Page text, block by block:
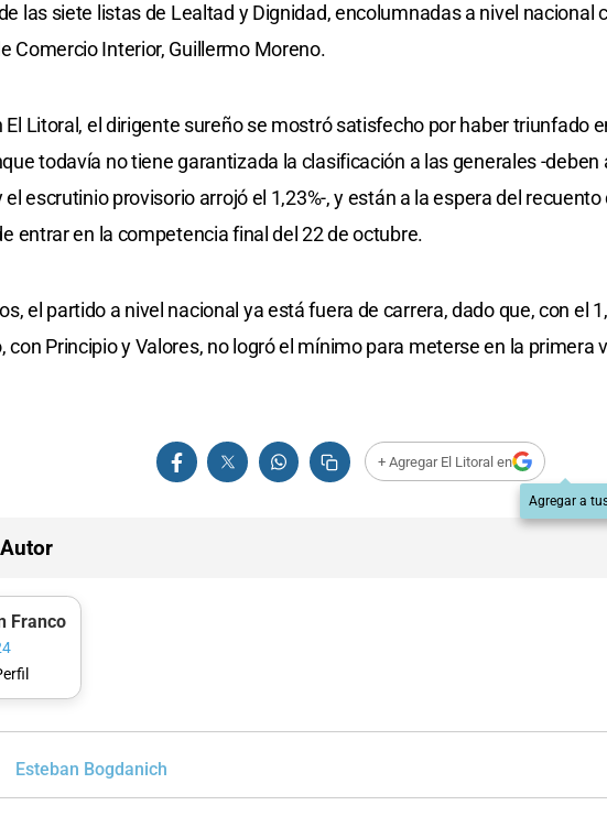
las siete listas de Lealtad y Dignidad, encolumnadas a nivel nacional
Comercio Interior, Guillermo Moreno.
El Litoral, el dirigente sureño se mostró satisfecho por haber triunfado
todavía no tiene garantizada la clasificación a las generales -deben
el escrutinio provisorio arrojó el 1,23%-, y están a la espera del recuento
entrar en la competencia final del 22 de octubre.
el partido a nivel nacional ya está fuera de carrera, dado que, con el
con Principio y Valores, no logró el mínimo para meterse en la primera
+ Agregar El Litoral en
Agregar a
Franco
Esteban Bogdanich